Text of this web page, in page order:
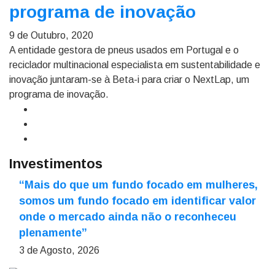
programa de inovação
9 de Outubro, 2020
A entidade gestora de pneus usados em Portugal e o
reciclador multinacional especialista em sustentabilidade e
inovação juntaram-se à Beta-i para criar o NextLap, um
programa de inovação.
Investimentos
“Mais do que um fundo focado em mulheres,
somos um fundo focado em identificar valor
onde o mercado ainda não o reconheceu
plenamente”
3 de Agosto, 2026